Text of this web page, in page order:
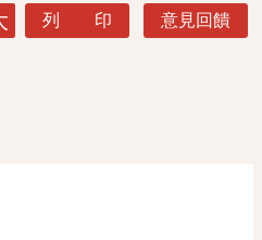
列 印 意見回饋